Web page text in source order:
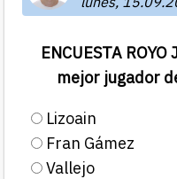
ENCUESTA
mejor jugador
Lizoain
Fran Gámez
Vallejo